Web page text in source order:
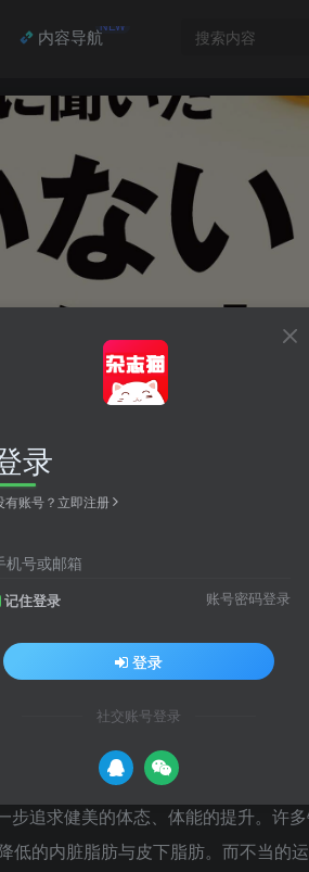
内容导航NEW
追求健美的体态、体能的提升。许
的内脏脂肪与皮下脂肪。而不当的
录
有账号？立即注册
机号或邮箱
记住登录 账号密码登录
登录
社交账号登录